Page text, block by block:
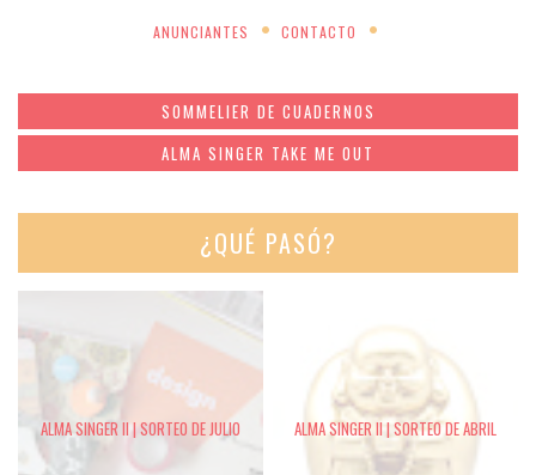
ANUNCIANTES CONTACTO
SOMMELIER DE CUADERNOS
ALMA SINGER TAKE ME OUT
¿QUÉ PASÓ?
ALMA SINGER II | SORTEO DE JULIO ALMA SINGER II | SORTEO DE ABRIL